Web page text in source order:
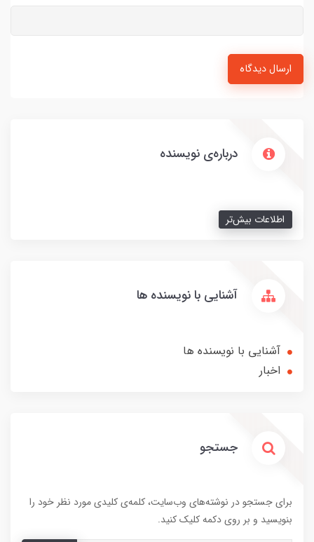
ارسال دیدگاه
درباره‌ی نویسنده
اطلاعات بیش‌تر
آشنایی با نویسنده ها
آشنایی با نویسنده ها
اخبار
جستجو
برای جستجو در نوشته‌های وب‌سایت، کلمه‌ی کلیدی مورد نظر خود را
بنویسید و بر روی دکمه کلیک کنید.